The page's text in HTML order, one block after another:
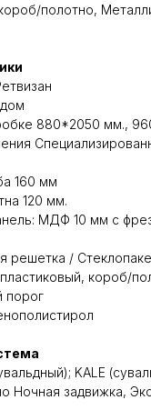
полотно,
880*2050 мм.,
160 мм
120 мм.
МДФ 10 мм с
решетка /
короб/
KALE
Ночная задвижка,